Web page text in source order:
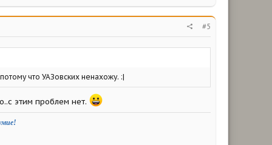
#5
что УАЗовских ненахожу. :|
этим проблем нет.